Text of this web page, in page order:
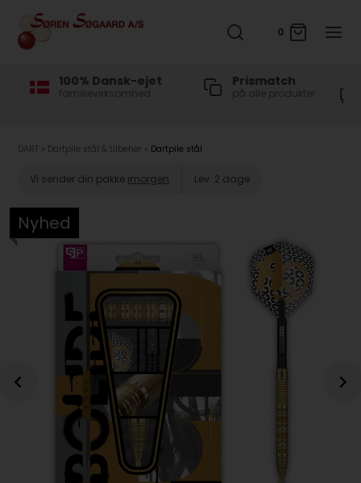
0
Prismatch
på alle produkter
Fri fragt til
Pakkeshop
DART Dartpile stål & tilbehør Dartpile stål
Vi sender din pakke imorgen Lev. 2 dage
Nyhed